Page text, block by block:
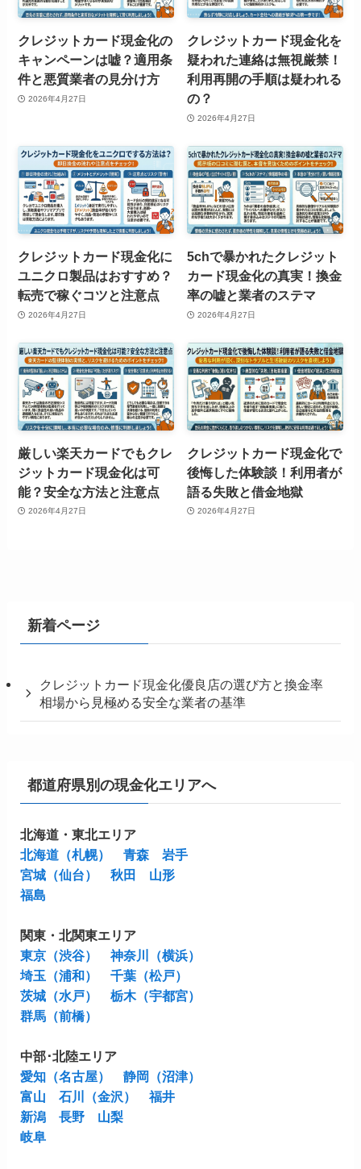
クレジットカード現金化の
キャンペーンは嘘？適用条
件と悪質業者の見分け方
2026年4月27日
クレジットカード現金化を
疑われた連絡は無視厳禁！
利用再開の手順は疑われる
の？
2026年4月27日
クレジットカード現金化に
ユニクロ製品はおすすめ？
転売で稼ぐコツと注意点
2026年4月27日
5chで暴かれたクレジット
カード現金化の真実！換金
率の嘘と業者のステマ
2026年4月27日
厳しい楽天カードでもクレ
ジットカード現金化は可
能？安全な方法と注意点
2026年4月27日
クレジットカード現金化で
後悔した体験談！利用者が
語る失敗と借金地獄
2026年4月27日
新着ページ
クレジットカード現金化優良店の選び方と換金率
相場から見極める安全な業者の基準
都道府県別の現金化エリアへ
北海道・東北エリア
北海道（札幌）
青森
岩手
宮城（仙台）
秋田
山形
福島
関東・北関東エリア
東京（渋谷）
神奈川（横浜）
埼玉（浦和）
千葉（松戸）
茨城（水戸）
栃木（宇都宮）
群馬（前橋）
中部･北陸エリア
愛知（名古屋）
静岡（沼津）
富山
石川（金沢）
福井
新潟
長野
山梨
岐阜